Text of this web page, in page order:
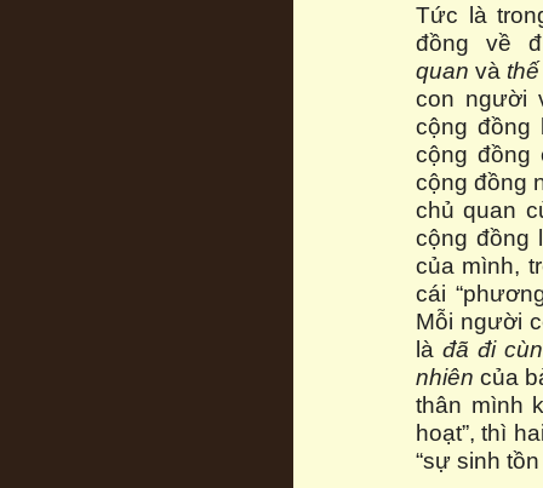
Tức là
đồng về
quan và
con người
cộng đồng
cộng đồng
cộng đồng
chủ quan
cộng đồng
của mình,
cái
Mỗi người
là đã đi
nhiên của
thân mình
hoạt”, thì
“sự sinh